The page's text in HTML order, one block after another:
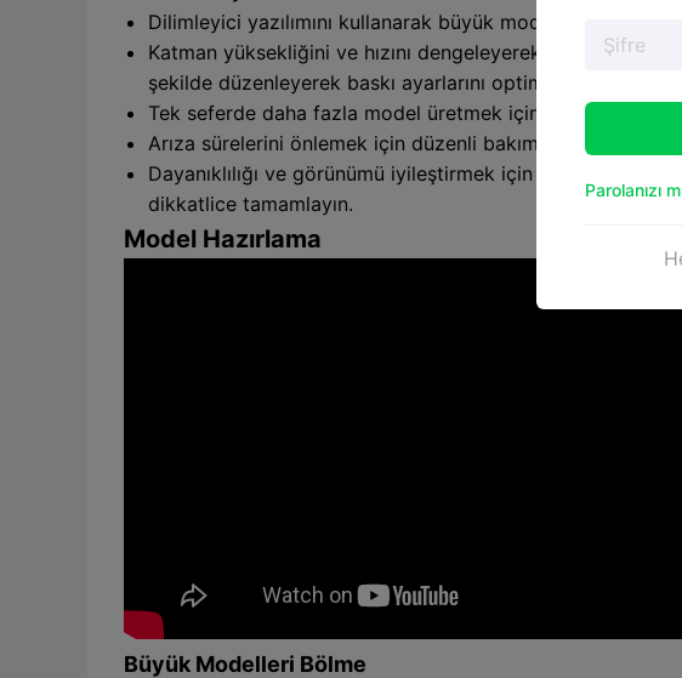
Dilimleyici yazılımını kullanarak büyük modelleri daha
Katman yüksekliğini ve hızını dengeleyerek, yüksek
şekilde düzenleyerek baskı ayarlarını optimize edin.
Tek seferde daha fazla model üretmek için geniş format
Arıza sürelerini önlemek için düzenli bakım, gerçek
Dayanıklılığı ve görünümü iyileştirmek için dikiş yerlerini
dikkatlice tamamlayın.
Model Hazırlama
Büyük Modelleri Bölme
Parolanızı